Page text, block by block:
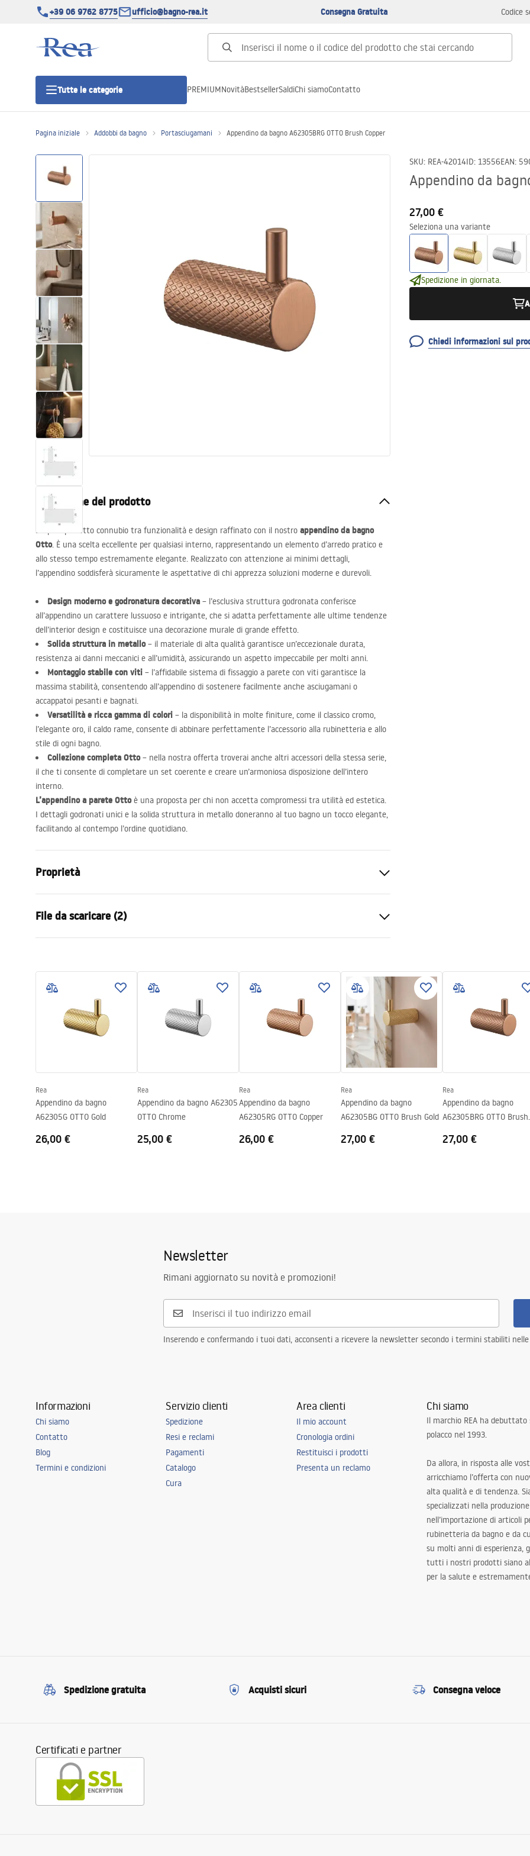
+39 06 9762 8775 ufficio@bagno-rea.it Consegna Gratuita Codice
Tutte le categorie
Porte doccia
Canaline di scarico
Set di vaso WC e bidet
Lavabi
Vasche da bagno e schermi vasca
Rubinetti da bagno
Set doccia
PREMIUMNovitàBestsellerSaldiChi siamoContatto
Pagina iniziale Addobbi da bagno Portasciugamani Appendino da bagno A62305BRG OTTO Brush Copper
SKU: REA-42014ID: 13556EAN:
Appendino da
27,00 €
Seleziona una variante
Spedizione in giornata.
Chiedi informazioni sul
Descrizione del prodotto
Scopri il perfetto connubio tra funzionalità e design raffinato con il nostro appendino da bagno
Otto. È una scelta eccellente per qualsiasi interno, rappresentando un elemento d’arredo pratico e
allo stesso tempo estremamente elegante. Realizzato con attenzione ai minimi dettagli,
l’appendino soddisferà sicuramente le aspettative di chi apprezza soluzioni moderne e durevoli.
Design moderno e godronatura decorativa – l’esclusiva struttura godronata conferisce
all’appendino un carattere lussuoso e intrigante, che si adatta perfettamente alle ultime tendenze
dell’interior design e costituisce una decorazione murale di grande effetto.
Solida struttura in metallo– il materiale di alta qualità garantisce un’eccezionale durata,
resistenza ai danni meccanici e all’umidità, assicurando un aspetto impeccabile per molti anni.
Montaggio stabile con viti – l’affidabile sistema di fissaggio a parete con viti garantisce la
massima stabilità, consentendo all’appendino di sostenere facilmente anche asciugamani o
accappatoi pesanti e bagnati.
Versatilità e ricca gamma di colori – la disponibilità in molte finiture, come il classico cromo,
l’elegante oro, il caldo rame, consente di abbinare perfettamente l’accessorio alla rubinetteria e allo
stile di ogni bagno.
Collezione completa Otto– nella nostra offerta troverai anche altri accessori della stessa serie,
il che ti consente di completare un set coerente e creare un’armoniosa disposizione dell’intero
interno.
L’appendino a parete Ottoè una proposta per chi non accetta compromessi tra utilità ed estetica.
I dettagli godronati unici e la solida struttura in metallo doneranno al tuo bagno un tocco elegante,
facilitando al contempo l’ordine quotidiano.
Proprietà
Materiale
Metodo di installazione
A vite
File da scaricare (2)
Warranty_Terms_and_Conditions_
Accessories_-_24.pdf
Safety_Information_Accessories.pd
Rea
Appendino da bagno
A62305G OTTO Gold
26,00 €
Rea
Appendino da bagno A62305
OTTO Chrome
25,00 €
Rea
Appendino da bagno
A62305RG OTTO Copper
26,00 €
Rea
Appendino da bagno
A62305BG OTTO Brush Gold
27,00 €
Rea
Appendino da bagno
A62305BRG OTTO Brush
27,00 €
Newsletter
Rimani aggiornato su novità e promozioni!
Inserendo e confermando i tuoi dati, acconsenti a ricevere la newsletter secondo i termini stabiliti nelle
Informazioni
Chi siamo
Contatto
Blog
Termini e condizioni
Servizio clienti
Spedizione
Resi e reclami
Pagamenti
Catalogo
Cura
Area clienti
Il mio account
Cronologia ordini
Restituisci i prodotti
Presenta un reclamo
Chi siamo
Il marchio REA ha
polacco nel 1993.
Da allora, in risposta alle
arricchiamo l’offerta con
alta qualità e di tendenza.
specializzati nella
nell’importazione di articoli
rubinetteria da bagno e da
su molti anni di esperienza,
tutti i nostri prodotti siano
per la salute e
Spedizione gratuita Acquisti sicuri Consegna veloce
Certificati e partner